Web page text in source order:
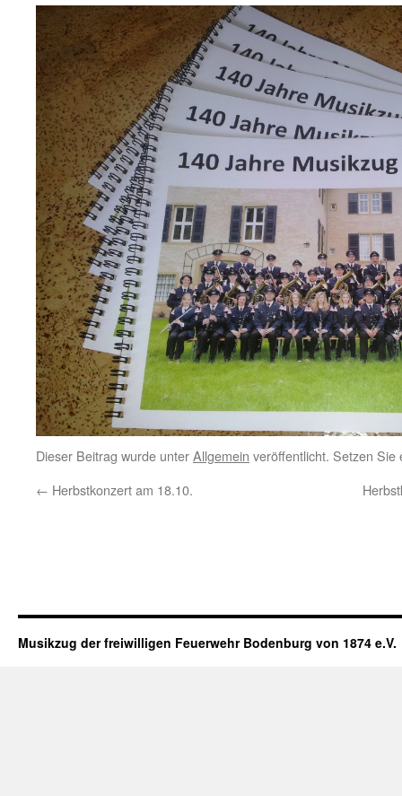
Dieser Beitrag wurde unterAllgemein veröffentlicht. Setzen
← Herbstkonzert am 18.10.
Musikzug der freiwilligen Feuerwehr Bodenburg von 1874 e.V.